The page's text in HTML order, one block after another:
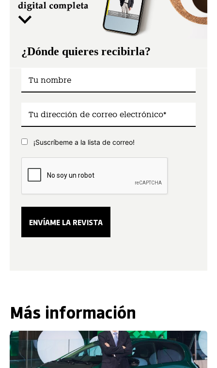
¿Dónde quieres recibirla?
¡Suscríbeme a la lista de correo!
Más información